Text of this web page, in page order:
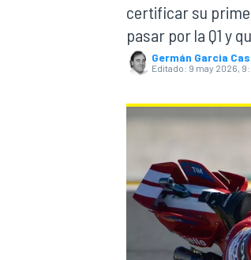
certificar su
pasar por la Q1 y
Germán Garcia
Editado: 9 may 2026,